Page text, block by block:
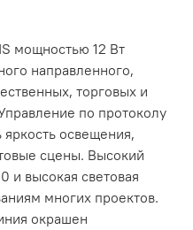
мощностью 12 Вт
направленного,
торговых и
по протоколу
яркость освещения,
сцены. Высокий
и высокая световая
многих проектов.
окрашен